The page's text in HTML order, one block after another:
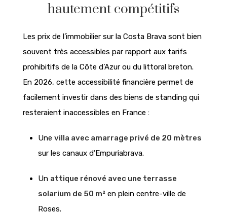
hautement compétitifs
Les prix de l’immobilier sur la Costa Brava sont bien
souvent très accessibles par rapport aux tarifs
prohibitifs de la Côte d’Azur ou du littoral breton.
En 2026, cette accessibilité financière permet de
facilement investir dans des biens de standing qui
resteraient inaccessibles en France :
Une villa avec amarrage privé de 20 mètres
sur les canaux d’Empuriabrava.
Un attique rénové avec une terrasse
solarium de 50 m² en plein centre-ville de
Roses.